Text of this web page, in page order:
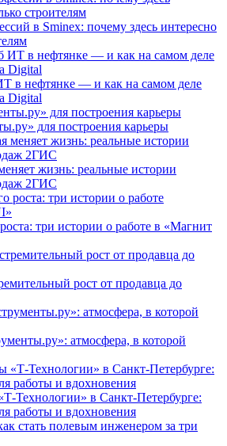
в Sminex: почему здесь интересно
в нефтянке — и как на самом деле
Digital
для построения карьеры
жизнь: реальные истории
2ГИС
три истории о работе в «Магнит
рост от продавца до
атмосфера, в которой
Технологии» в Санкт-Петербурге:
работы и вдохновения